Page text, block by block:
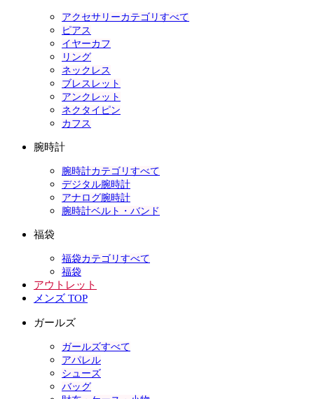
アクセサリーカテゴリすべて
ピアス
イヤーカフ
リング
ネックレス
ブレスレット
アンクレット
ネクタイピン
カフス
腕時計
腕時計カテゴリすべて
デジタル腕時計
アナログ腕時計
腕時計ベルト・バンド
福袋
福袋カテゴリすべて
福袋
アウトレット
メンズ TOP
ガールズ
ガールズすべて
アパレル
シューズ
バッグ